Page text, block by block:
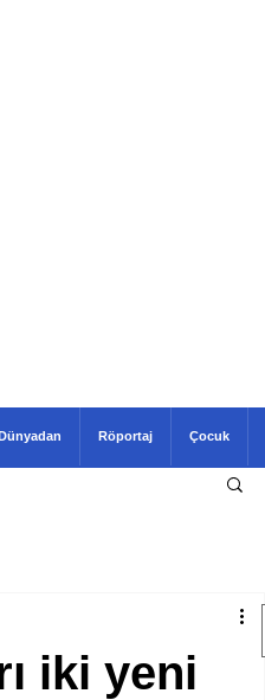
iki yeni
Röportaj Çocuk